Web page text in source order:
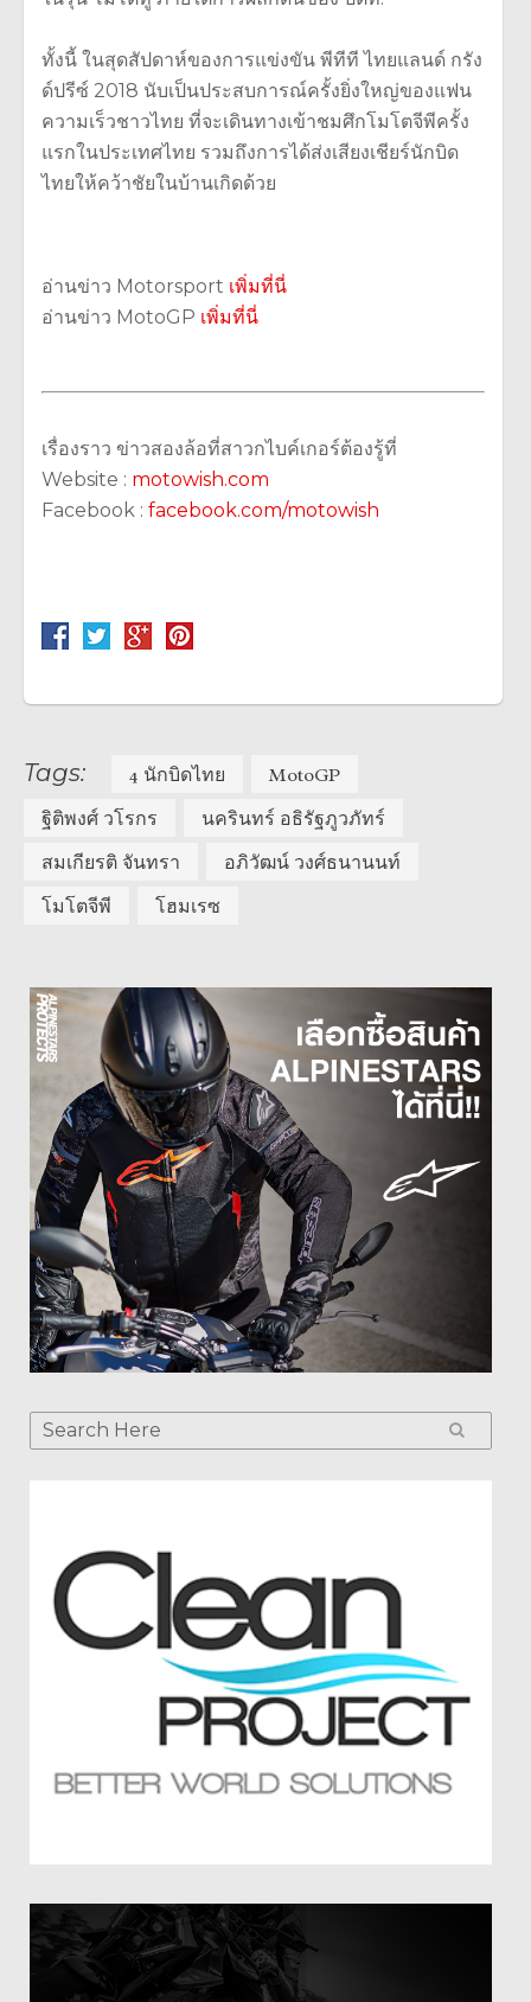
ทั้งนี้ ในสุดสัปดาห์ของการแข่งขัน พีทีที ไทยแลนด์ กรัง
ด์ปรีซ์ 2018 นับเป็นประสบการณ์ครั้งยิ่งใหญ่ของแฟน
ความเร็วชาวไทย ที่จะเดินทางเข้าชมศึกโมโตจีพีครั้ง
แรกในประเทศไทย รวมถึงการได้ส่งเสียงเชียร์นักบิด
ไทยให้คว้าชัยในบ้านเกิดด้วย
อ่านข่าว Motorsport เพิ่มที่นี่
อ่านข่าว MotoGP เพิ่มที่นี่
เรื่องราว ข่าวสองล้อที่สาวกไบค์เกอร์ต้องรู้ที่
Website : motowish.com
Facebook : facebook.com/motowish
Tags: 4 นักบิดไทย
MotoGP
ฐิติพงศ์ วโรกร
นครินทร์ อธิรัฐภูวภัทร์
สมเกียรติ จันทรา
อภิวัฒน์ วงศ์ธนานนท์
โมโตจีพี
โฮมเรซ